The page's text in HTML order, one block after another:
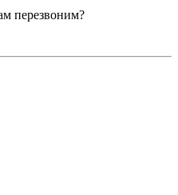
перезвоним?